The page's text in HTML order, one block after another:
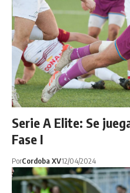
Serie A Elite: Se
Fase I
PorCordoba XV12/04/2024